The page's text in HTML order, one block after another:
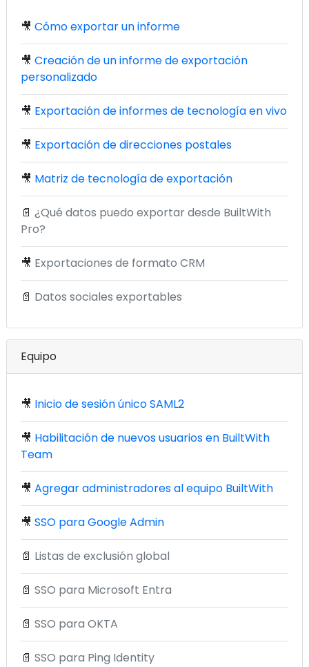
🎥 Cómo exportar un informe
🎥 Creación de un informe de exportación
personalizado
🎥 Exportación de informes de tecnología en vivo
🎥 Exportación de direcciones postales
🎥 Matriz de tecnología de exportación
📄 ¿Qué datos puedo exportar desde BuiltWith
Pro?
🎥 Exportaciones de formato CRM
📄 Datos sociales exportables
Equipo
🎥 Inicio de sesión único SAML2
🎥 Habilitación de nuevos usuarios en BuiltWith
Team
🎥 Agregar administradores al equipo BuiltWith
🎥 SSO para Google Admin
📄 Listas de exclusión global
📄 SSO para Microsoft Entra
📄 SSO para OKTA
📄 SSO para Ping Identity